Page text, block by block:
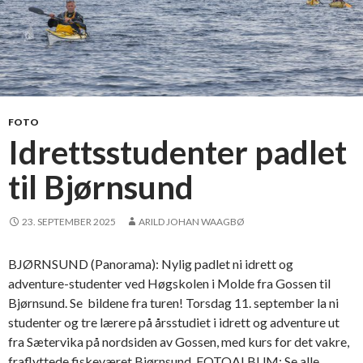
FOTO
Idrettsstudenter padlet
til Bjørnsund
23. SEPTEMBER 2025 ARILD JOHAN WAAGBØ
BJØRNSUND (Panorama): Nylig padlet ni idrett og
adventure-studenter ved Høgskolen i Molde fra Gossen til
Bjørnsund. Se bildene fra turen! Torsdag 11. september la ni
studenter og tre lærere på årsstudiet i idrett og adventure ut
fra Sætervika på nordsiden av Gossen, med kurs for det vakre,